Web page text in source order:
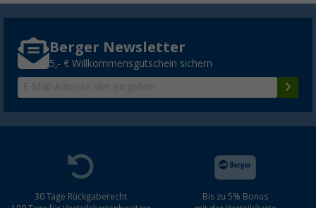
Berger Newsletter
5,- € Willkommensgutschein sichern
30 Tage Rückgaberecht
Bis zu 5% Bonus